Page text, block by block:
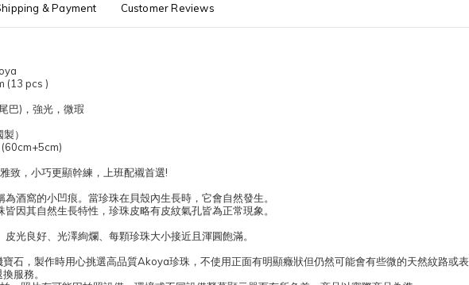
& Payment Customer Reviews
(13 pcs )
巴)，強光，微瑕
）
致，小巧更顯幹練，上班配襯首選!
酒窩的小凹痕。當珍珠在貝殼內生長時，它會自然發生。
因其自然生長特性，珍珠皮略有皮紋氣孔皆為正常現象。
皮光良好、光澤絢爛、每顆珍珠大小接近且渾圓飽滿。
寶石，製作時用心挑選高品質Akoya珍珠，不使用正面有明顯癥狀但仍然可能會有些微的天然紋路或
服務。